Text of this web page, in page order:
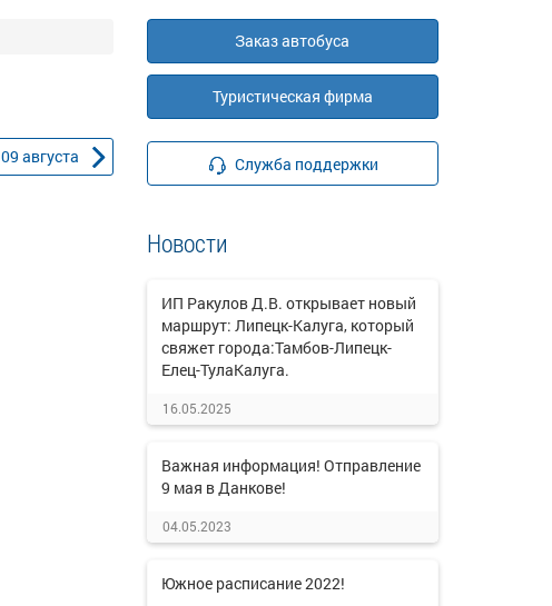
09 августа
Заказ автобуса
Туристическая фирма
Служба поддержки
Новости
ИП Ракулов Д.В. открывает новый
маршрут: Липецк-Калуга, который
свяжет города:Тамбов-Липецк-
Елец-ТулаКалуга.
16.05.2025
Важная информация! Отправление
9 мая в Данкове!
04.05.2023
Южное расписание 2022!